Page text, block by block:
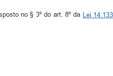
no § 3º do art. 8º da Lei